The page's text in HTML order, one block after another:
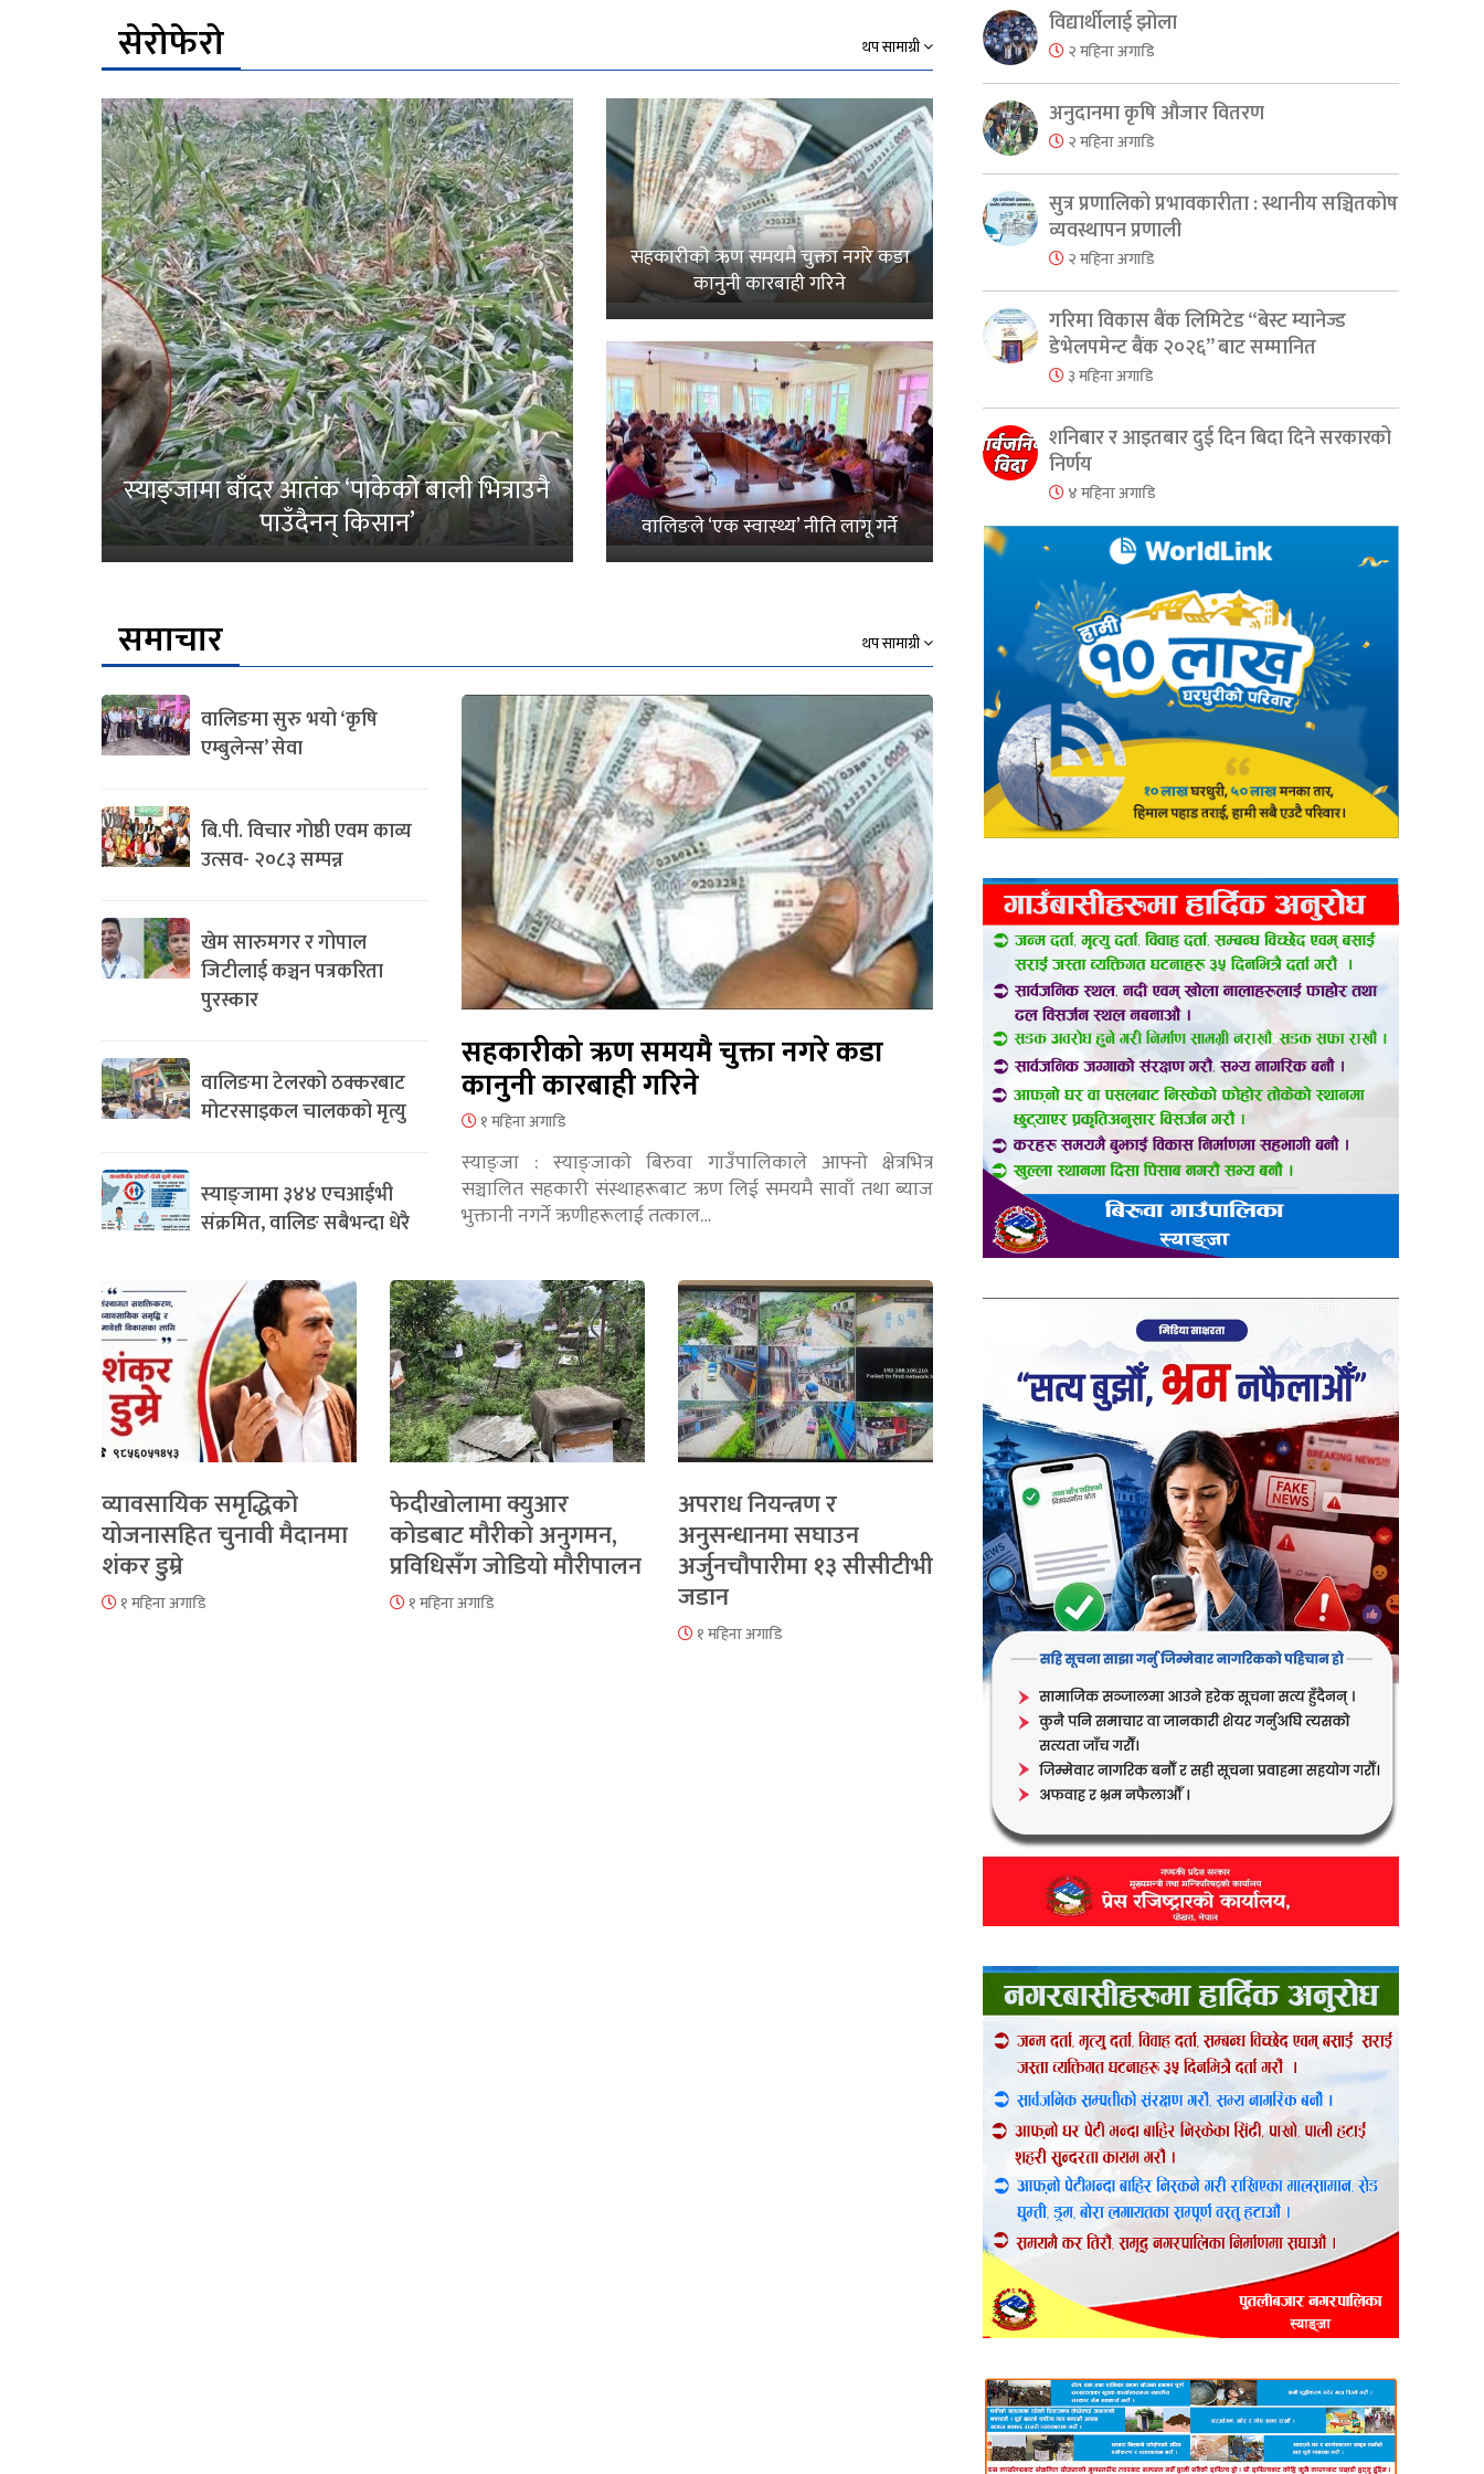
सेरोफेरो
थप सामाग्री
स्याङ्जामा बाँदर आतंक ‘पाकेको बाली भित्राउनै
पाउँदैनन् किसान’
सहकारीको ऋण समयमै चुक्ता नगरे कडा
कानुनी कारबाही गरिने
वालिङले ‘एक स्वास्थ्य’ नीति लागू गर्ने
समाचार थप सामाग्री
वालिङमा सुरु भयो ‘कृषि
एम्बुलेन्स’ सेवा
बि.पी. विचार गोष्ठी एवम काव्य
उत्सव- २०८३ सम्पन्न
खेम सारुमगर र गोपाल
जिटीलाई कञ्चन पत्रकरिता
पुरस्कार
वालिङमा टेलरको ठक्करबाट
मोटरसाइकल चालकको मृत्यु
स्याङ्जामा ३४४ एचआईभी
संक्रमित, वालिङ सबैभन्दा धेरै
सहकारीको ऋण समयमै चुक्ता नगरे कडा
कानुनी कारबाही गरिने
१ महिना अगाडि
स्याङ्जा : स्याङ्जाको बिरुवा गाउँपालिकाले आफ्नो क्षेत्रभित्र
सञ्चालित सहकारी संस्थाहरूबाट ऋण लिई समयमै सावाँ तथा ब्याज
भुक्तानी नगर्ने ऋणीहरूलाई तत्काल…
व्यावसायिक समृद्धिको
योजनासहित चुनावी मैदानमा
शंकर डुम्रे
१ महिना अगाडि
फेदीखोलामा क्युआर
कोडबाट मौरीको अनुगमन,
प्रविधिसँग जोडियो मौरीपालन
१ महिना अगाडि
अपराध नियन्त्रण र
अनुसन्धानमा सघाउन
अर्जुनचौपारीमा १३ सीसीटीभी
जडान
१ महिना अगाडि
विद्यार्थीलाई झोला
२ महिना अगाडि
अनुदानमा कृषि औजार वितरण
२ महिना अगाडि
सुत्र प्रणालिको प्रभावकारीता : स्थानीय सञ्चितकोष
व्यवस्थापन प्रणाली
२ महिना अगाडि
गरिमा विकास बैंक लिमिटेड “बेस्ट म्यानेज्ड
डेभेलपमेन्ट बैंक २०२६” बाट सम्मानित
३ महिना अगाडि
शनिबार र आइतबार दुई दिन बिदा दिने सरकारको
निर्णय
४ महिना अगाडि